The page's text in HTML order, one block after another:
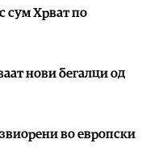
сум Хрват по
нови бегалци од
во европски